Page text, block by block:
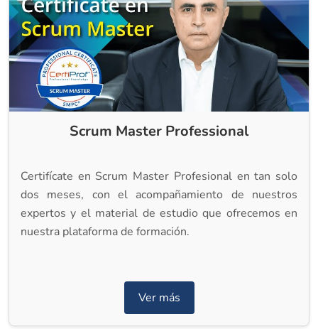
Scrum Master Professional
Certifícate en Scrum Master Profesional en tan solo
dos meses, con el acompañamiento de nuestros
expertos y el material de estudio que ofrecemos en
nuestra plataforma de formación.
Ver más